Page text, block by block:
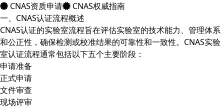
CNAS资质申请
CNAS权威指南
一、CNAS认证流程概述
CNAS认证的实验室流程旨在评估实验室的技术能力、管理体系
和公正性，确保检测或校准结果的可靠性和一致性。CNAS实验
室认证流程通常包括以下五个主要阶段：
申请准备
正式申请
文件审查
现场评审